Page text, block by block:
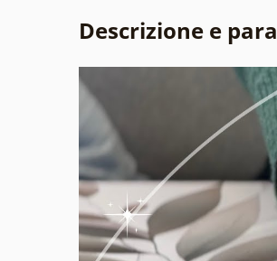
Descrizione e